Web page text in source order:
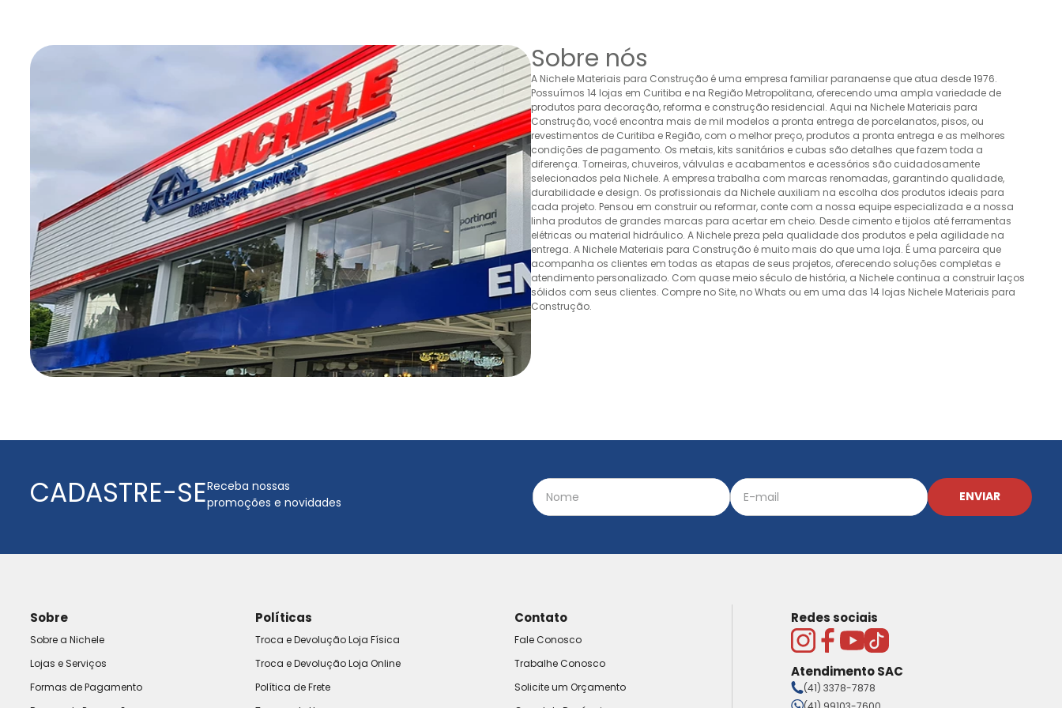
Sobre nós
A Nichele Materiais para Construção é uma empresa familiar paranaense que atua desde 1976.
Possuímos 14 lojas em Curitiba e na Região Metropolitana, oferecendo uma ampla variedade de
produtos para decoração, reforma e construção residencial. Aqui na Nichele Materiais para
Construção, você encontra mais de mil modelos a pronta entrega de porcelanatos, pisos, ou
revestimentos de Curitiba e Região, com o melhor preço, produtos a pronta entrega e as melhores
condições de pagamento. Os metais, kits sanitários e cubas são detalhes que fazem toda a
diferença. Torneiras, chuveiros, válvulas e acabamentos e acessórios são cuidadosamente
selecionados pela Nichele. A empresa trabalha com marcas renomadas, garantindo qualidade,
durabilidade e design. Os profissionais da Nichele auxiliam na escolha dos produtos ideais para
cada projeto. Pensou em construir ou reformar, conte com a nossa equipe especializada e a nossa
linha produtos de grandes marcas para acertar em cheio. Desde cimento e tijolos até ferramentas
elétricas ou material hidráulico. A Nichele preza pela qualidade dos produtos e pela agilidade na
entrega. A Nichele Materiais para Construção é muito mais do que uma loja. É uma parceira que
acompanha os clientes em todas as etapas de seus projetos, oferecendo soluções completas e
atendimento personalizado. Com quase meio século de história, a Nichele continua a construir laços
sólidos com seus clientes. Compre no Site, no Whats ou em uma das 14 lojas Nichele Materiais para
Construção.
CADASTRE-SEReceba nossas
promoções e novidades
ENVIAR
Sobre
Sobre a Nichele
Lojas e Serviços
Formas de Pagamento
Políticas
Troca e Devolução Loja Física
Troca e Devolução Loja Online
Política de Frete
Contato
Fale Conosco
Trabalhe Conosco
Solicite um Orçamento
Redes sociais
Atendimento SAC
(41) 3378-7878